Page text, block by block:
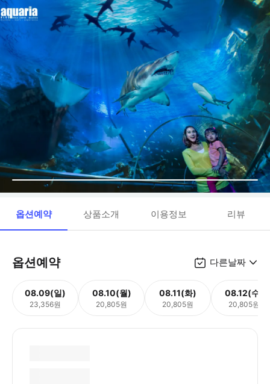
옵션예약 상품소개 이용정보 리뷰
옵션예약 다른날짜
08.09(일)
23,356원
08.10(월)
20,805원
08.11(화)
20,805원
08.12(수)
20,805원